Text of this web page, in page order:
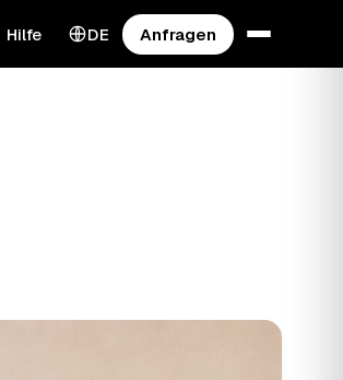
Hilfe DE Anfragen